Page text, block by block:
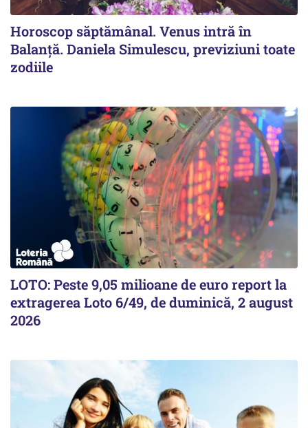
Horoscop săptămânal. Venus intră în
Balanță. Daniela Simulescu, previziuni toate
zodiile
LOTO: Peste 9,05 milioane de euro report la
extragerea Loto 6/49, de duminică, 2 august
2026